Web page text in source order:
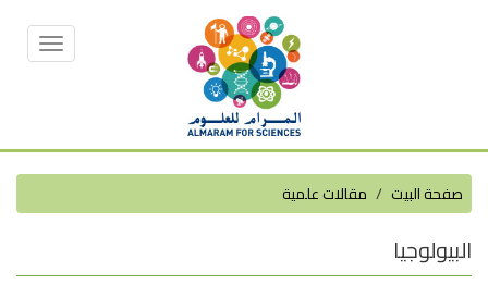
Toggle
صفحة البيت مقالات علمية
البيولوجيا